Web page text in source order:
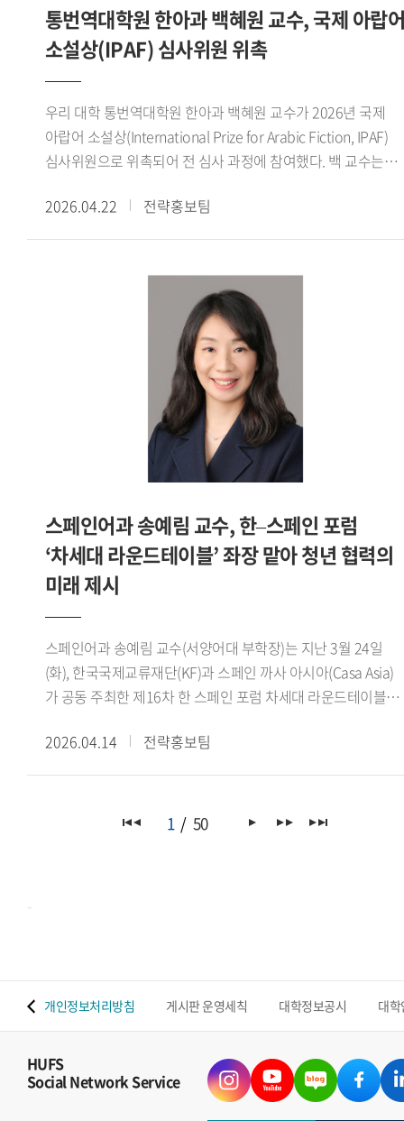
진행해 온 연구들을 종합하여 언어철학사 라는 보다 체계적인
저술로 정리하는 것도 중요한 목표 가운데 하나입니다. -
교수님은 평소 굵직한 미술대전에서 수상하는 등 미술 작업도
동아리에서 그림을 시작했으니 거의 45년 정도 작업해온
셈입니다. 솔직히 학부 재학시절에는 공부보다는 그림에
미쳐있다시피 했습니다. 방학이면 일주일 넘게 스케치 여행을
그렸습니다. 귀국 후에는 그림촌 졸업생들을 모아서 프러시안
블루 라는 모임을 만들어 해마다 인사동에서 그룹전을 하고
떠납니다. 들판을 거닐면서 작품구상을 하고, 연구논문 구상도
합니다. 임진강, 강화도, 교동도, 신도, 시도, 장봉도, 북한산
근처, 한강 어귀, 인천의 북성포구, 만석부두, 화수부두 등을
즐겨 찾으며 머릿속에 떠오르는 대로 작품을 구상합니다.
자유가 제 작업의 원천이지요. 그러다 8년 전
대한민국미술대전에서 입상하면서 공모전에 출품하기
시작했습니다. 지금까지 40여 회 정도 입상했네요. 그중
대한민국미술대전에서 처음 입상했던 대명포구 는 제 인생의
작품이라 생각됩니다. 학교에 기증해서 지금 백년관 로비에
2월 28일부로 그간의 교수직을 마무리했습니다. 명예교수로서
얼마간은 강의를 계속하고, 연구와 작업시간도 많이 가질
예정입니다. 저는 연구하다가 지치면 붓을 들고 작업을 합니다.
일생을 담은 마르틴 브레히트의 대작을 번역 중입니다.
언어철학사 는 조만간 고대 부분을 마무리 지어 저서로 펴낼
생각입니다. 돌아오는 4월경부터는 경인미술대전,
작업에 몰입할 작정입니다. 인생의 즐거움은 은퇴 이후라는
말이 있습니다. 저도 그 말처럼 한국외대와 함께한 긴 세월을
인터뷰는 아래 Global HUFS 봄호 E-book을 통해서도
선점하고, 주요 표준화 그룹 신설을 통한 오피니언 리더로
활동하며, 피지컬 AI 관련 핵심 기술 표준 개발을 통한
국제표준화 주도권 확보 및 한국의 영향력 확대를 추진한다.
국제 표준화 명장으로 활동하고 있으며, 인공지능과
통신네트워크의 융합을 통한 지능형 네트워크 표준화 부문에서
차세대 전문가 양성을 위한 멘토링과 국제표준화 대응 전략
통번역대학원 한아과 백혜원 교수, 국제 아랍
소설상(IPAF) 심사위원 위촉
우리 대학 통번역대학원 한아과 백혜원 교수가 2026년 국제
아랍어 소설상(International Prize for Arabic Fiction, IPAF)
심사위원으로 위촉되어 전 심사 과정에 참여했다. 백 교수는
기여했다.국제 아랍어 소설상은 아랍 부커상 으로 불리는
아랍권 최고 권위의 문학상으로, 지난 한 해 동안 아랍권에서
심사를 통해 수상작을 선정한다. 2026년 수상작은 알제리 작가
사이드 카띠비(Saeed Khatibi)의 『삶의 흐름을 거슬러
(Struggling Against the Current of Life)』로, 지난 4월 9일
비대면 방식으로 최종 발표 및 시상식이 진행됐다.이번 심사는
당초 아랍에미리트(UAE) 아부다비에서 개최될 예정이었으나,
중동 정세로 인해 비대면 생중계 방식으로 전환됐다. 전쟁과
폭력으로 혼란스러운 상황 속에서도 소설이 인간적 가치와
아름다움을 환기하고 미래를 모색하는 문화적 지적 논의의
장으로 기능한다는 점에서 이번 시상식은 더욱 큰 의미를 지닌
비아랍권 인사로 참여했으며, 한국 연구자가 IPAF
심사위원으로 선정된 것은 이번이 처음이다. 이를 통해
아랍문학에 대한 해석의 다양성이 확대되고, 아랍권 내 한국
연구자의 인지도 제고는 물론 국내 아랍어 연구자의 국제 무대
참여 기회 확대에도 기여할 것으로 기대된다.아울러 이번
위촉은 우리 대학 통번역대학원이 아랍어 및 통번역 분야에서
국제적 경쟁력을 갖춘 교육 연구 기관임을 보여주는 사례로,
향후 수상작의 한국어 번역과 국내 출판 가능성 확대에도
2026.04.22 전략홍보팀
스페인어과 송예림 교수, 한–스페인 포럼
‘차세대 라운드테이블’ 좌장 맡아 청년 협력의
미래 제시
스페인어과 송예림 교수(서양어대 부학장)는 지난 3월 24일
(화), 한국국제교류재단(KF)과 스페인 까사 아시아(Casa Asia)
가 공동 주최한 제16차 한 스페인 포럼 차세대 라운드테이블
정부, 학계, 경제계 인사들이 참여해 학술 연구 교류와 미래
전략 산업 분야 협력 방안을 논의하는 대표적인 양국 간 협력
마련되어, 양국 청년들이 디지털 시대 한 스페인 청년 협력과
노동시장 변화 속에서 요구되는 새로운 경력 모델을 중심으로
활발한 논의를 펼쳤다. 특히, 우리 대학 학부 및 대학원생들이
다수 선발되어 적극적으로 참여하며 국제 무대에서 존재감을
보였다.참가자들은 유학 및 해외 경험을 바탕으로 AI 시대에
필요한 역량과 기술 변화의 기회와 한계를 균형 있게
2026.04.14 전략홍보팀
1 50
-
개인정보처리방침 게시판 운영세칙 대학정보공시 대
HUFS
Social Network Service